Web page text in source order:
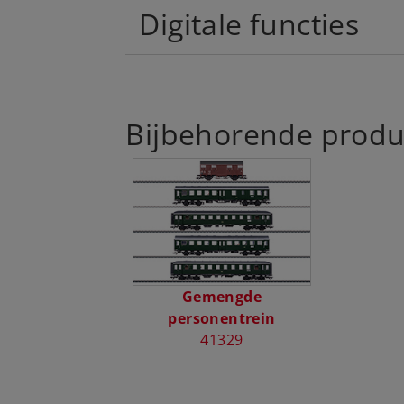
Digitale functies
Bijbehorende
Gemengde
personentrein
41329